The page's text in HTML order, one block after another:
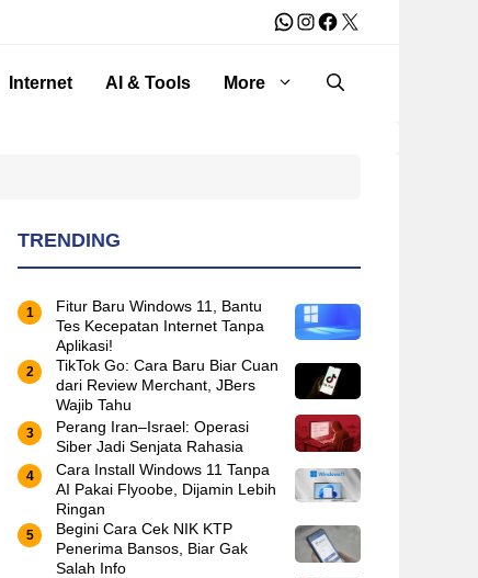
WhatsApp
Instagram
Facebook
X
Internet AI & Tools More
TRENDING
Fitur Baru Windows 11, Bantu
Tes Kecepatan Internet Tanpa
Aplikasi!
TikTok Go: Cara Baru Biar Cuan
dari Review Merchant, JBers
Wajib Tahu
Perang Iran–Israel: Operasi
Siber Jadi Senjata Rahasia
Cara Install Windows 11 Tanpa
AI Pakai Flyoobe, Dijamin Lebih
Ringan
Begini Cara Cek NIK KTP
Penerima Bansos, Biar Gak
Salah Info